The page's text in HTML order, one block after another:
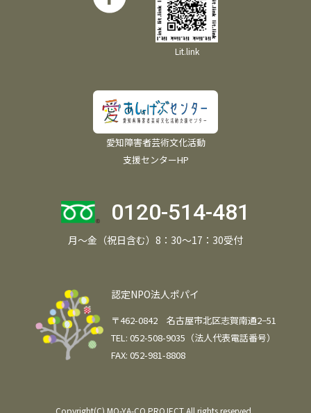
Lit.link
愛知障害者芸術文化活動
支援センターHP
0120-514-481
月～金（祝日含む）8：30～17：30受付
認定NPO法人ポパイ
〒462-0842 名古屋市北区志賀南通2−51
TEL: 052-508-9035（法人代表電話番号）
FAX: 052-981-8808
Copyright(C) MO-YA-CO PROJECT All rights reserved..